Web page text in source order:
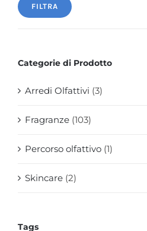
Prezzo
Prezzo
FILTRA
Categorie di Prodotto
Arredi Olfattivi (3)
Fragranze (103)
Percorso olfattivo (1)
Skincare (2)
Tags